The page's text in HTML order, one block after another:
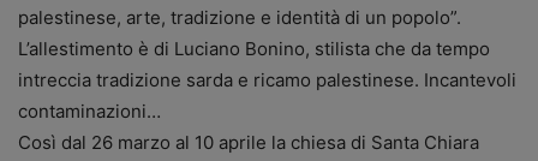
palestinese, arte, tradizione e identità di un popolo”.
L’allestimento è di Luciano Bonino, stilista che da tempo
intreccia tradizione sarda e ricamo palestinese. Incantevoli
contaminazioni…
Così dal 26 marzo al 10 aprile la chiesa di Santa Chiara